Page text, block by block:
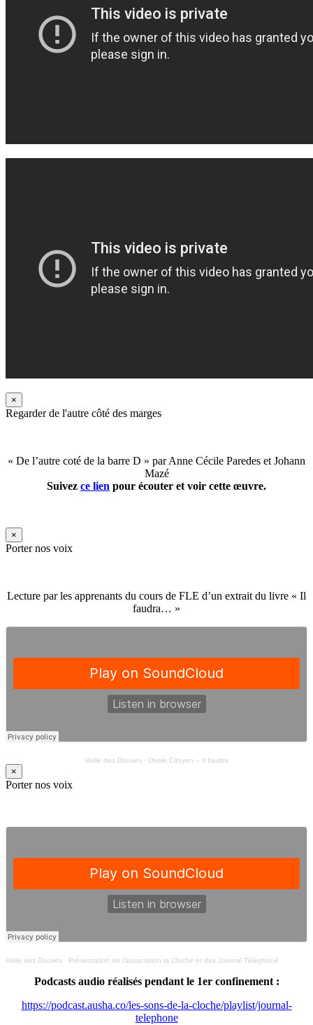
×
Regarder de l'autre côté des marges
« De l’autre coté de la barre D » par Anne Cécile Paredes et Johann
Mazé
Suivez ce lien pour écouter et voir cette œuvre.
×
Porter nos voix
Lecture par les apprenants du cours de FLE d’un extrait du livre « Il
faudra… »
Halle des Douves· Ovale Citoyen – Il faudra
×
Porter nos voix
Halle des Douves · Présentation de l’association la Cloche et des Journal Téléphoné
Podcasts audio réalisés pendant le 1er confinement :
https://podcast.ausha.co/les-sons-de-la-cloche/playlist/journal-
telephone